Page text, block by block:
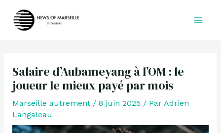
Salaire d’Aubameyang à l’OM : le
joueur le mieux payé par mois
Marseille autrement/ 8 juin 2025 / Par Adrien
Langaleau